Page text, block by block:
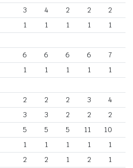
3 4 2 2 2
1 1 1 1 1
6 6 6 6 7
1 1 1 1 1
2 2 2 3 4
3 3 2 2 2
5 5 5 11 10
1 1 1 1
1
2 2 1 2 1